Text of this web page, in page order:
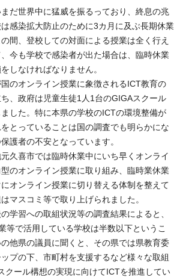
だ世界中に猛威を振るっており、終息の兆
感染拡大防止のために3カ月に及ぶ長期休業
間、登校しての対面による授業は全く行え
今も学校で感染者が出た場合は、臨時休業
しなければなりません。
のオンライン授業に象徴されるICT教育の
、政府は児童生徒1人1台のGIGAスクール
した。特に本県の学校のICTの環境整備が
とっていることは国の調査でも明らかにな
護者の不安となっています。
久喜市では臨時休業中にいち早くオンライ
のオンライン授業に取り組み、臨時業休業
オンライン授業に切り替える体制を整えて
マスコミ等で取り上げられました。
学習への取組状況等の調査結果によると、
等で活用している学校は半数以下というこ
他県の議員に聞くと、その県では県教育委
プの下、市町村を支援するなど様々な取組
クール構想の実現に向けてICTを推進してい